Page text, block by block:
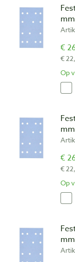
€
€
Op
€
€
Op